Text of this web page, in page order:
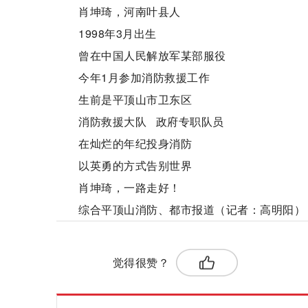
肖坤琦，河南叶县人
1998年3月出生
曾在中国人民解放军某部服役
今年1月参加消防救援工作
生前是平顶山市卫东区
消防救援大队 政府专职队员
在灿烂的年纪投身消防
以英勇的方式告别世界
肖坤琦，一路走好！
综合平顶山消防、都市报道（记者：高明阳）
觉得很赞？